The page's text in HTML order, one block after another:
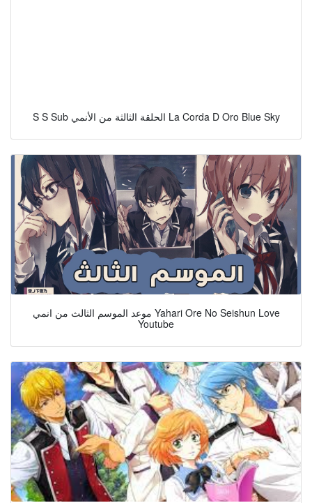
S S Sub الحلقة الثالثة من الأنمي La Corda D Oro Blue Sky
موعد الموسم الثالث من انمي Yahari Ore No Seishun Love
Youtube